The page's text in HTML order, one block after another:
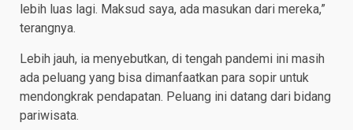
lebih luas lagi. Maksud saya, ada masukan dari mereka,”
terangnya.
Lebih jauh, ia menyebutkan, di tengah pandemi ini masih
ada peluang yang bisa dimanfaatkan para sopir untuk
mendongkrak pendapatan. Peluang ini datang dari bidang
pariwisata.